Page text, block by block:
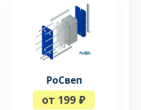
РоСвеп
от 199 ₽